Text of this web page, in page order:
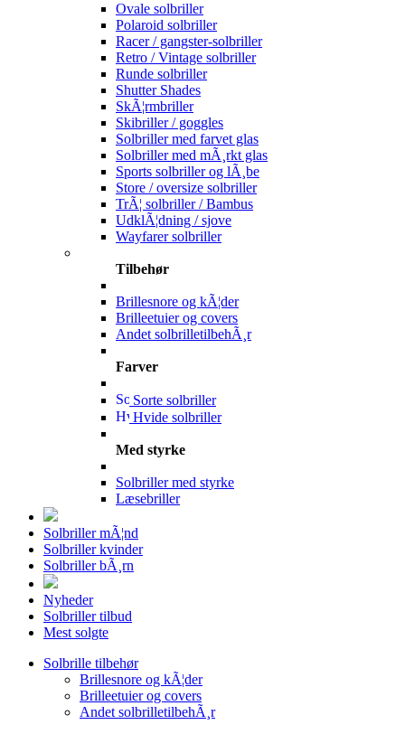
Ovale solbriller
Polaroid solbriller
Racer / gangster-solbriller
Retro / Vintage solbriller
Runde solbriller
Shutter Shades
SkÃ¦rmbriller
Skibriller / goggles
Solbriller med farvet glas
Solbriller med mÃ¸rkt glas
Sports solbriller og lÃ¸be
Store / oversize solbriller
TrÃ¦ solbriller / Bambus
UdklÃ¦dning / sjove
Wayfarer solbriller
Tilbehør
Brillesnore og kÃ¦der
Brilleetuier og covers
Andet solbrilletilbehÃ¸r
Farver
Sorte solbriller
Hvide solbriller
Med styrke
Solbriller med styrke
Læsebriller
Solbriller mÃ¦nd
Solbriller kvinder
Solbriller bÃ¸rn
Nyheder
Solbriller tilbud
Mest solgte
Solbrille tilbehør
Brillesnore og kÃ¦der
Brilleetuier og covers
Andet solbrilletilbehÃ¸r